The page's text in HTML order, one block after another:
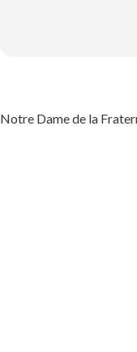
Notre Dame de la